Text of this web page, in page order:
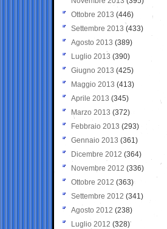
Ottobre 2013 (446)
Settembre 2013 (433)
Agosto 2013 (389)
Luglio 2013 (390)
Giugno 2013 (425)
Maggio 2013 (413)
Aprile 2013 (345)
Marzo 2013 (372)
Febbraio 2013 (293)
Gennaio 2013 (361)
Dicembre 2012 (364)
Novembre 2012 (336)
Ottobre 2012 (363)
Settembre 2012 (341)
Agosto 2012 (238)
Luglio 2012 (328)